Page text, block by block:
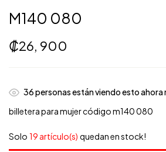
M140 080
₡26, 900
39personas están viendo esto ahora
billetera para mujer código m140 080
Solo 19 artículo(s) quedan en stock!